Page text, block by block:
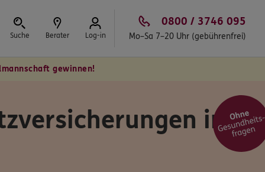
Suche Berater Log-in
0800 / 3746 095
Mo–Sa 7–20 Uhr (gebührenfrei)
gewinnen!
im